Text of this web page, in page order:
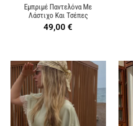
Εμπριμέ Παντελόνα Με
Λάστιχο Και Τσέπες
49,00€